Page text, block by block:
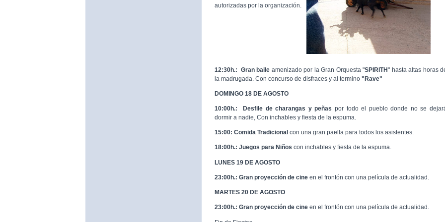
autorizadas por la organización.
12:30h.: Gran baile amenizado por la Gran Orquesta "SPIRITH" hasta altas horas
la madrugada. Con concurso de disfraces y al termino "Rave"
DOMINGO 18 DE AGOSTO
10:00h.: Desfile de charangas y peñas por todo el pueblo donde no se
dormir a nadie, Con inchables y fiesta de la espuma.
15:00: Comida Tradicional con una gran paella para todos los asistentes.
18:00h.: Juegos para Niños con inchables y fiesta de la espuma.
LUNES 19 DE AGOSTO
23:00h.: Gran proyección de cine en el frontón con una película de actualidad.
MARTES 20 DE AGOSTO
23:00h.: Gran proyección de cine en el frontón con una película de actualidad.